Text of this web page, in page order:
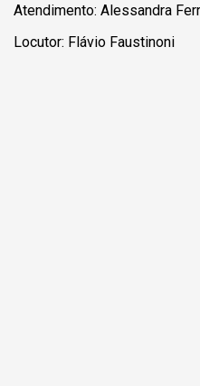
Atendimento: Alessandra
Locutor: Flávio Faustinoni